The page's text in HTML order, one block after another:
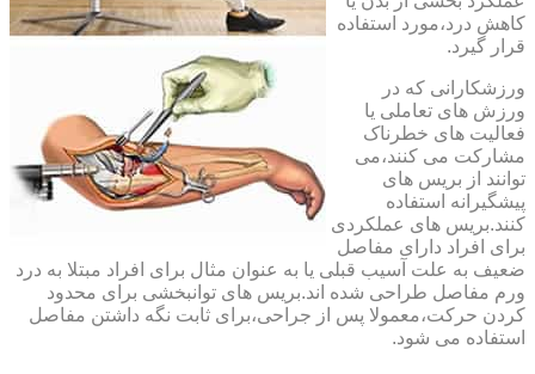
کاهش درد،مورد استفاده
قرار گیرد.
ورزشکارانی که در
ورزش های تعاملی یا
فعالیت های خطرناک
مشارکت می کنند،می
توانند از بریس های
پیشگیرانه استفاده
کنند.بریس های عملکردی
برای افراد دارای مفاصل
ضعیف به علت آسیب قبلی یا به عنوان مثال برای افراد مبتلا به درد
ورم مفاصل طراحی شده اند.بریس های توانبخشی برای محدود
کردن حرکت،معمولا پس از جراحی،برای ثابت نگه داشتن مفاصل
استفاده می شود.